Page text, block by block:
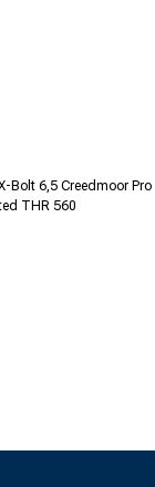
Bolt 6,5 Creedmoor Pro
THR 560